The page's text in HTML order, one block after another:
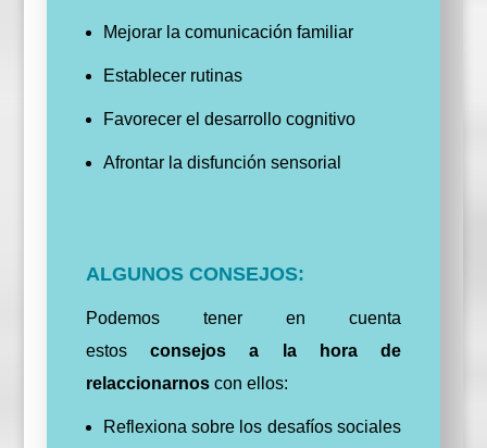
Mejorar la comunicación familiar
Establecer rutinas
Favorecer el desarrollo cognitivo
Afrontar la disfunción sensorial
ALGUNOS CONSEJOS:
Podemos tener en cuenta
estosconsejos a la hora de
relaccionarnoscon ellos:
Reflexiona sobre los desafíos sociales